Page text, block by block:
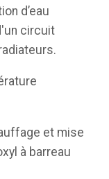
d’eau
circuit
et mise
à barreau